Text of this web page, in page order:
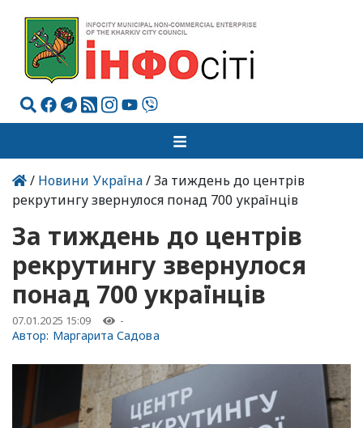
/ Новини Україна/ За тиждень до центрів
рекрутингу звернулося понад 700 українців
За тиждень до центрів
рекрутингу звернулося
понад 700 українців
07.01.2025 15:09 -
Автор: Маргарита Садова